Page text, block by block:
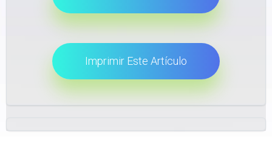
Imprimir Este Artículo